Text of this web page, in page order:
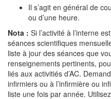
Il s’agit en général de
ou d’une heure.
Nota : Si l’activité à l’interne
séances scientifiques
liste à jour des séances que
renseignements pertinents,
liés aux activitiés d’AC.
infirmiers ou à l’infirmière ou
liste une fois par année.